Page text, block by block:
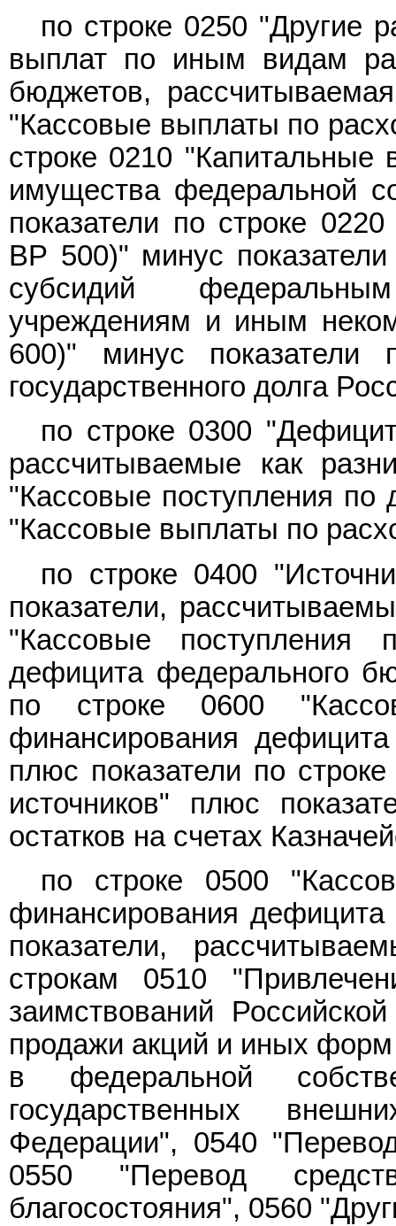
по строке 0250 "Другие
выплат по иным видам
бюджетов,
"Кассовые выплаты по
строке 0210
имущества федеральной
показатели по строке
ВР 500)" минус
субсидий
учреждениям и иным
600)" минус показатели
государственного долга
по строке 0300
рассчитываемые как
"Кассовые поступления по
"Кассовые выплаты по
по строке 0400
показатели,
"Кассовые поступления
дефицита федерального
по строке 0600
финансирования
плюс показатели по
источников" плюс
остатков на счетах
по строке 0500
финансирования
показатели,
строкам 0510
заимствований
продажи акций и иных
в федеральной
государственных
Федерации", 0540
0550 "Перевод
благосостояния", 0560